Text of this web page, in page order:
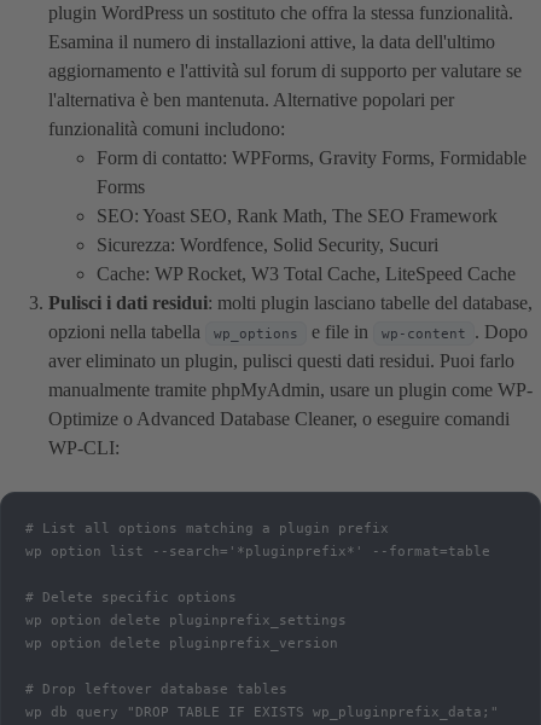
plugin WordPress un sostituto che offra la stessa funzionalità.
Esamina il numero di installazioni attive, la data dell'ultimo
aggiornamento e l'attività sul forum di supporto per valutare se
l'alternativa è ben mantenuta. Alternative popolari per
funzionalità comuni includono:
Form di contatto: WPForms, Gravity Forms, Formidable
Forms
SEO: Yoast SEO, Rank Math, The SEO Framework
Sicurezza: Wordfence, Solid Security, Sucuri
Cache: WP Rocket, W3 Total Cache, LiteSpeed Cache
Pulisci i dati residui: molti plugin lasciano tabelle del database,
opzioni nella tabella
wp_options e file in wp-content
. Dopo
aver eliminato un plugin, pulisci questi dati residui. Puoi farlo
manualmente tramite phpMyAdmin, usare un plugin come WP-
Optimize o Advanced Database Cleaner, o eseguire comandi
WP-CLI:
# List all options matching a plugin prefix
wp option list --search='*pluginprefix*' --format=table
# Delete specific options
wp option delete pluginprefix_settings
wp option delete pluginprefix_version
# Drop leftover database tables
wp db query "DROP TABLE IF EXISTS wp_pluginprefix_data;"